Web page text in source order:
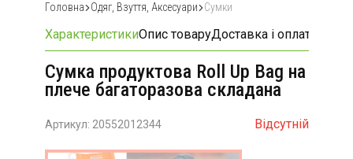
Головна Одяг, Взуття, Аксесуари Сумки
ХарактеристикиОпис товаруДоставка і оплата
Сумка продуктова Roll Up Bag на
плече багаторазова складана
Артикул: 20552012344 Відсутній